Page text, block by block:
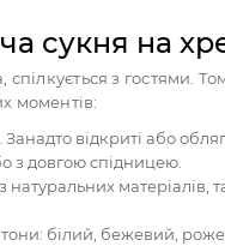
сукня на
з
моментів:
відкриті або
з довгою спідницею.
матеріалів,
білий, бежевий,